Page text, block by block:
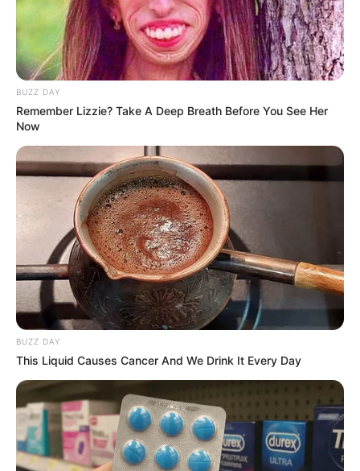
These Columbus Companies Have The Lowest Car
Insurance Quotes In 2026
LION COVERAGE
รวมวิธีกำจัดไขมันที่ได้รับความนิยมสูงสุดในไทย
BUZZ DAY
Remember Lizzie? Take A Deep Breath Before You See Her
Now
BUZZ DAY
This Liquid Causes Cancer And We Drink It Every Day